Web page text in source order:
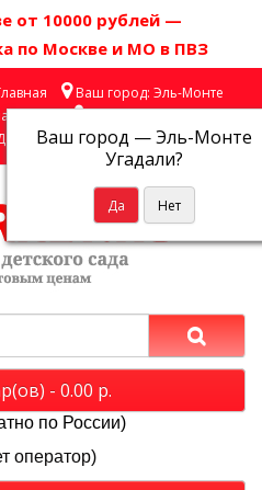
от 10000 рублей —
по Москве и МО в ПВЗ
Ваш город: Эль-Монте
Ваш город —Эль-Монте
Угадали?
почта
Личный кабинет
- 0.00 р.
по России)
оператор)